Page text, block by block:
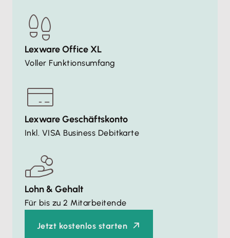
Lexware Office XL
Voller Funktionsumfang
Lexware Geschäftskonto
Inkl. VISA Business Debitkarte
Lohn & Gehalt
Für bis zu 2 Mitarbeitende
Jetzt kostenlos starten